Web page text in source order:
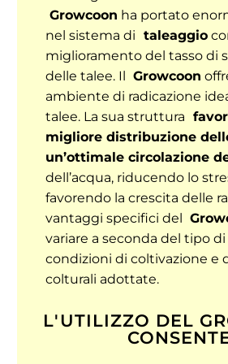
Growcoon ha portato
nel sistema di taleaggio
miglioramento del tasso di
delle talee. Il
Growcoon
ambiente di radicazione
talee. La sua struttura
migliore distribuzione
un’ottimale circolazione
dell’acqua, riducendo lo
favorendo la crescita delle
vantaggi specifici del
variare a seconda del tipo
condizioni di coltivazione e
colturali adottate.
L'UTILIZZO DEL